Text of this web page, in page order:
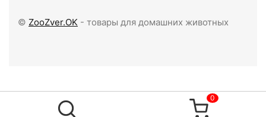
© ZooZver.OK - товары для домашних животных
0